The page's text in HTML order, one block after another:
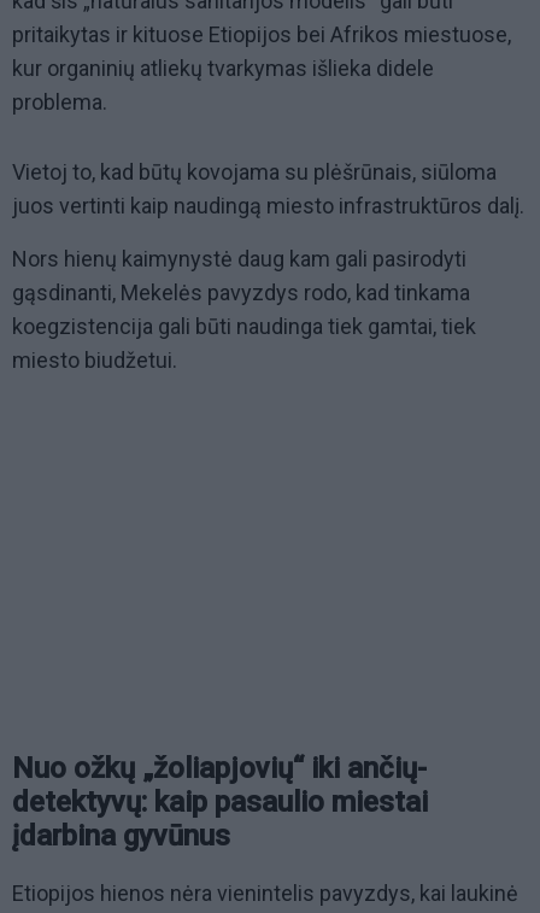
pritaikytas ir kituose Etiopijos bei Afrikos miestuose,
kur organinių atliekų tvarkymas išlieka didele
problema.
Vietoj to, kad būtų kovojama su plėšrūnais, siūloma
juos vertinti kaip naudingą miesto infrastruktūros dalį.
Nors hienų kaimynystė daug kam gali pasirodyti
gąsdinanti, Mekelės pavyzdys rodo, kad tinkama
koegzistencija gali būti naudinga tiek gamtai, tiek
miesto biudžetui.
Nuo ožkų „žoliapjovių“ iki ančių-
detektyvų: kaip pasaulio miestai
įdarbina gyvūnus
Etiopijos hienos nėra vienintelis pavyzdys, kai laukinė